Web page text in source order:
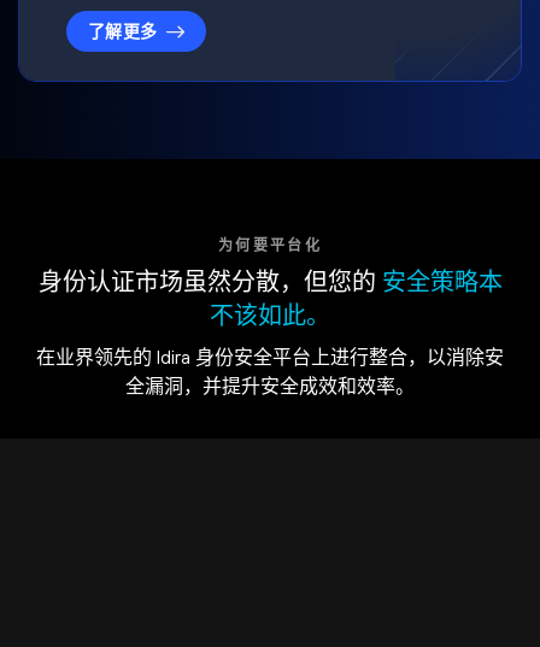
了解更多
为何要平台化
身份认证市场虽然分散，但您的 安全策略本
不该如此。
在业界领先的 Idira 身份安全平台上进行整合，以消除安
全漏洞，并提升安全成效和效率。